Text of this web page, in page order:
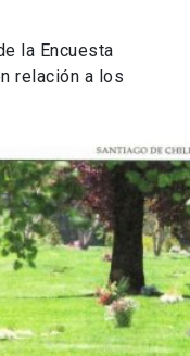
la Encuesta
relación a los